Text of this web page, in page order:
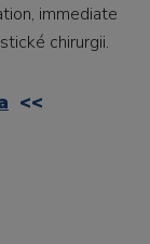
immediate
chirurgii.
<<